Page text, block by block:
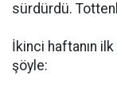
sürdürdü.
İkinci haftanın
şöyle: